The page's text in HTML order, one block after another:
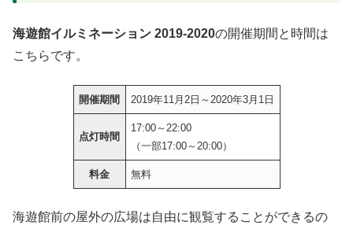
海遊館イルミネーション 2019-2020の開催期間と時間は
こちらです。
開催期間 2019年11月2日～2020年3月1日
点灯時間
17:00～22:00
（一部17:00～20:00）
料金 無料
海遊館前の屋外の広場は自由に観覧することができるの